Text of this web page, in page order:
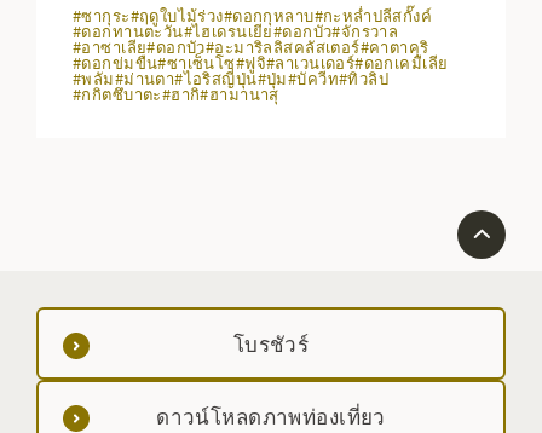
#ซากุระ#ฤดูใบไม้ร่วง#ดอกกุหลาบ#กะหล่ำปลีสกั๊งค์
#ดอกทานตะวัน#ไฮเดรนเยีย#ดอกบัว#จักรวาล
#อาซาเลีย#ดอกบัว#อะมาริลลิสคลัสเตอร์#คาตาคุริ
#ดอกข่มขืน#ซาเซ็นโซ#ฟูจิ#ลาเวนเดอร์#ดอกเคมีเลีย
#พลัม#ม่านตา#ไอริสญี่ปุ่น#ปุ่ม#บัควีท#ทิวลิป
#กกิตซึบาตะ#ฮากิ#ฮามานาสุ
โบรชัวร์
ดาวน์โหลดภาพท่องเที่ยว